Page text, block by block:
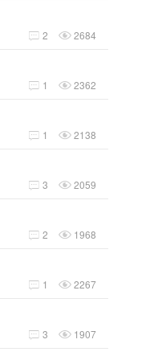
 2 2684
 1 2362
 1 2138
 3 2059
 2  1968
 1 2267
 3  1907